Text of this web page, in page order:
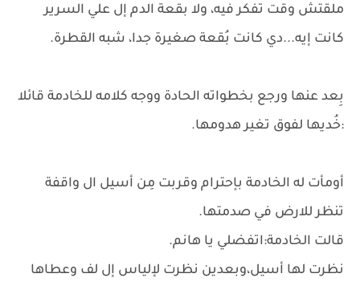
ملقتش وقت تفكر فيه، ولا بقعة الدم إل علي السرير
كانت إيه...دي كانت بُقعة صغيرة جدا، شبه القطرة.
بِعد عنها ورجع بخطواته الحادة ووجه كلامه للخادمة قائلا
:خُديها لفوق تغير هدومها.
أومأت له الخادمة بإحترام وقربت مِن أسيل ال واقفة
تنظر للارض في صدمتها.
قالت الخادمة:اتفضلي يا هانم.
نظرت لها أسيل،وبعدين نظرت لإلياس إل لف وعطاها